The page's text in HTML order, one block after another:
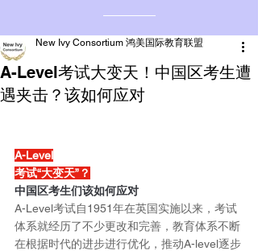
A-Level考试大变天！中国区考生遭
遇夹击？该如何应对
New Ivy Consortium 鸿美国际教育联盟
A-Level
考试“大变天”？
中国区考生们该如何应对
A-Level考试自1951年在英国实施以来，考试
体系就经历了不少更改和完善，教育体系不断
在根据时代的进步进行优化，推动A-level逐步